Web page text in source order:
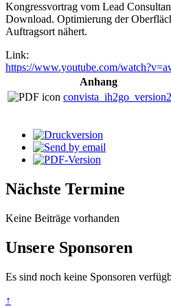
Kongressvortrag vom Lead
Download. Optimierung der
Auftragsort nähert.
Link:
https://www.youtube.com/
Anhang
Nächste Termine
Keine Beiträge vorhanden
Unsere Sponsoren
Es sind noch keine Sponsoren
↑